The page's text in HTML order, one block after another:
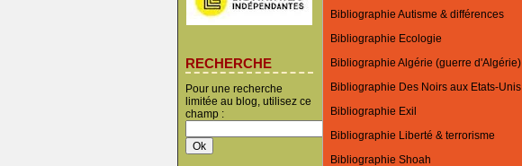
RECHERCHE
Pour une recherche
limitée au blog, utilisez ce
champ :
Bibliographie Autisme & différences
Bibliographie Ecologie
Bibliographie Algérie (guerre d'Algérie)
Bibliographie Des Noirs aux Etats-Unis
Bibliographie Exil
Bibliographie Liberté & terrorisme
Bibliographie Shoah